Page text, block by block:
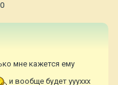
мне кажется ему
и вообще будет уууххх